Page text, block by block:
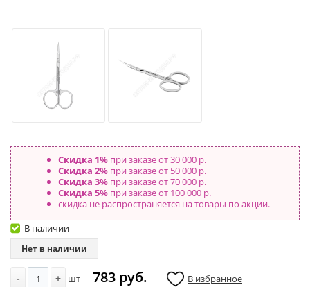
Скидка 1%при заказе от 30 000 р.
Скидка 2%при заказе от 50 000 р.
Скидка 3%при заказе от 70 000 р.
Скидка 5%при заказе от 100 000 р.
скидка не распространяется на товары по акции.
В наличии
Нет в наличии
- + шт 783 руб. В избранное